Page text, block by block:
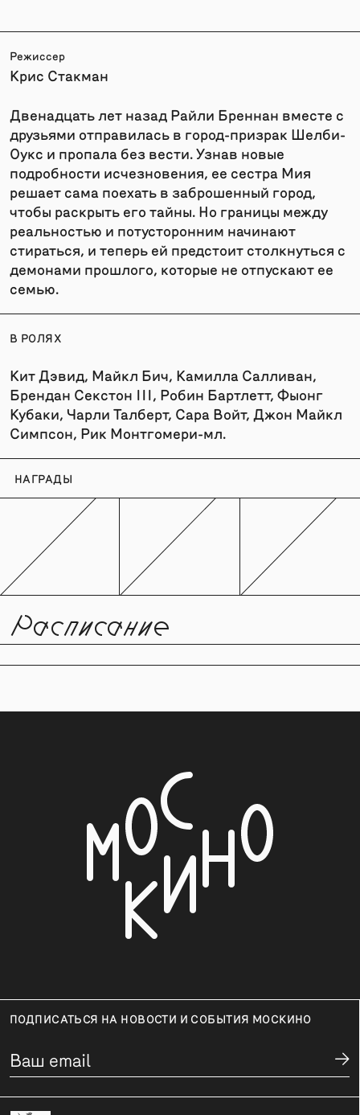
Режиссер
Крис Стакман
Двенадцать лет назад Райли Бреннан вместе с
друзьями отправилась в город-призрак Шелби-
Оукс и пропала без вести. Узнав новые
подробности исчезновения, ее сестра Мия
решает сама поехать в заброшенный город,
чтобы раскрыть его тайны. Но границы между
реальностью и потусторонним начинают
стираться, и теперь ей предстоит столкнуться с
демонами прошлого, которые не отпускают ее
семью.
В РОЛЯХ
Кит Дэвид, Майкл Бич, Камилла Салливан,
Брендан Секстон III, Робин Бартлетт, Фыонг
Кубаки, Чарли Талберт, Сара Войт, Джон Майкл
Симпсон, Рик Монтгомери-мл.
НАГРАДЫ
Расписание
ПОДПИСАТЬСЯ НА НОВОСТИ И СОБЫТИЯ МОСКИНО